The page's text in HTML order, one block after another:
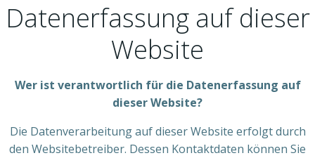
Datenerfassung auf dieser
Website
Wer ist verantwortlich für die Datenerfassung auf
dieser Website?
Die Datenverarbeitung auf dieser Website erfolgt durch
den Websitebetreiber. Dessen Kontaktdaten können Sie